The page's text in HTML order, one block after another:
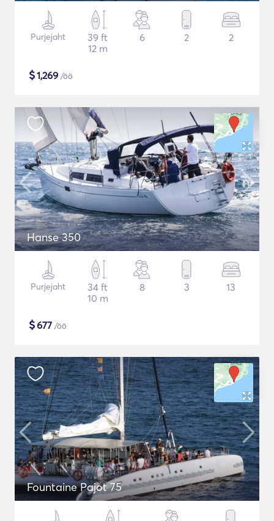
Purjejaht
39 ft
12 m
6 2 2
$1,269 /öö
Hanse 350
Purjejaht
34 ft
10 m
8 3 13
$677 /öö
Fountaine Pajot 75